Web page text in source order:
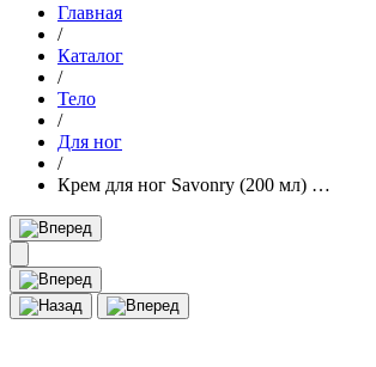
Главная
/
Каталог
/
Тело
/
Для ног
/
Крем для ног Savonry (200 мл) …